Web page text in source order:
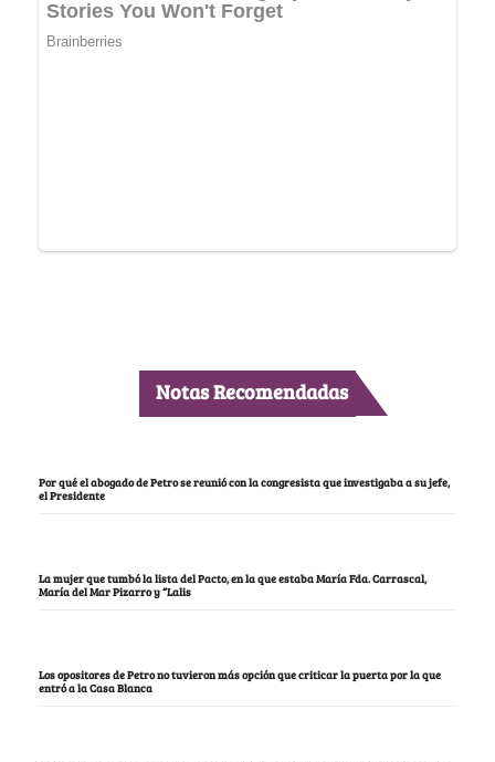
Notas Recomendadas
Por qué el abogado de Petro se reunió con la congresista que investigaba a su jefe,
el Presidente
La mujer que tumbó la lista del Pacto, en la que estaba María Fda. Carrascal,
María del Mar Pizarro y “Lalis
Los opositores de Petro no tuvieron más opción que criticar la puerta por la que
entró a la Casa Blanca